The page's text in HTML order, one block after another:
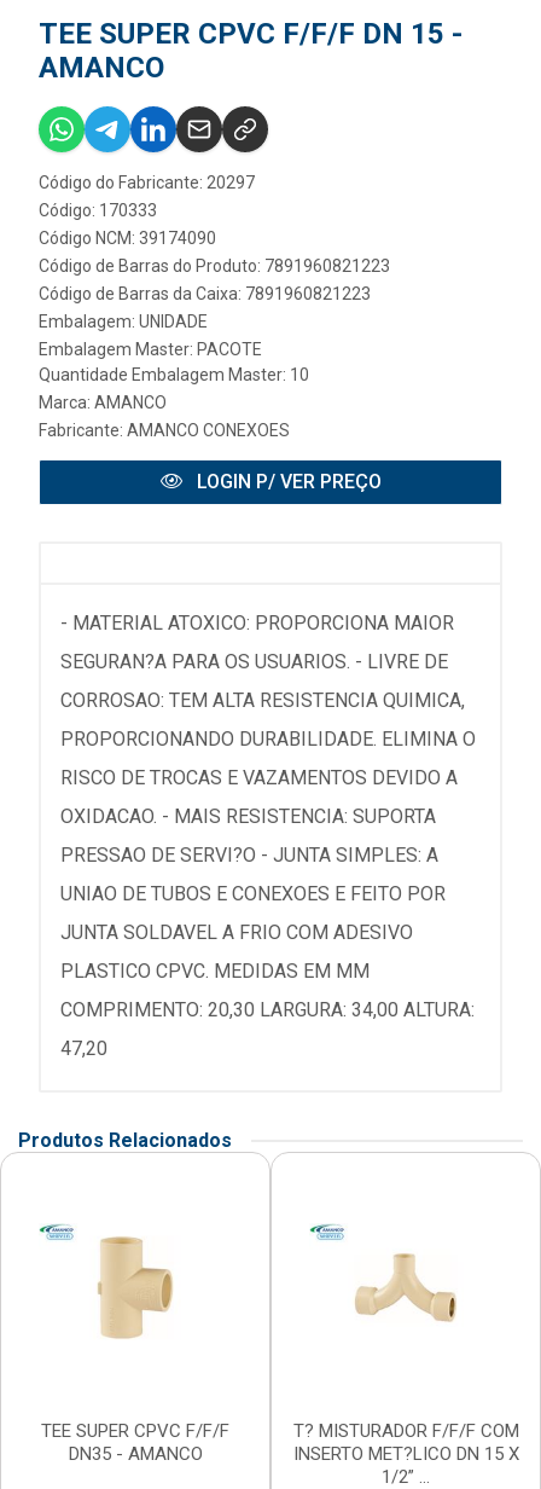
TEE SUPER CPVC F/F/F DN 15 -
AMANCO
Código do Fabricante: 20297
Código: 170333
Código NCM: 39174090
Código de Barras do Produto: 7891960821223
Código de Barras da Caixa: 7891960821223
Embalagem: UNIDADE
Embalagem Master: PACOTE
Quantidade Embalagem Master: 10
Marca: AMANCO
Fabricante: AMANCO CONEXOES
LOGIN P/ VER PREÇO
- MATERIAL ATOXICO: PROPORCIONA MAIOR
SEGURAN?A PARA OS USUARIOS. - LIVRE DE
CORROSAO: TEM ALTA RESISTENCIA QUIMICA,
PROPORCIONANDO DURABILIDADE. ELIMINA O
RISCO DE TROCAS E VAZAMENTOS DEVIDO A
OXIDACAO. - MAIS RESISTENCIA: SUPORTA
PRESSAO DE SERVI?O - JUNTA SIMPLES: A
UNIAO DE TUBOS E CONEXOES E FEITO POR
JUNTA SOLDAVEL A FRIO COM ADESIVO
PLASTICO CPVC. MEDIDAS EM MM
COMPRIMENTO: 20,30 LARGURA: 34,00 ALTURA:
47,20
Produtos Relacionados
TEE SUPER CPVC F/F/F
DN35 - AMANCO
T? MISTURADOR F/F/F COM
INSERTO MET?LICO DN 15 X
1/2” ...